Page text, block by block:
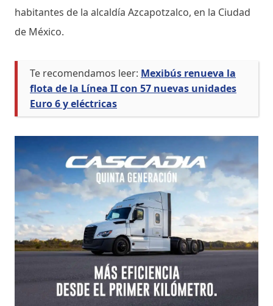
habitantes de la alcaldía Azcapotzalco, en la Ciudad
de México.
Te recomendamos leer: Mexibús renueva la
flota de la Línea II con 57 nuevas unidades
Euro 6 y eléctricas